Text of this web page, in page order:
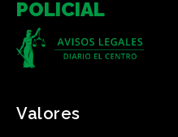
POLICIAL
Valores